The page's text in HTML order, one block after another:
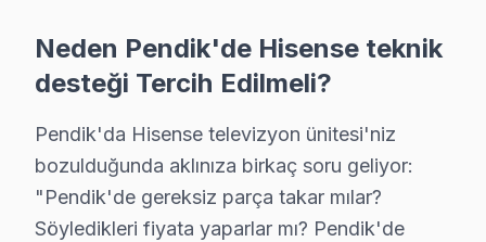
Yenişehir'de Hisense TV Servisi
Yenişehir Mahallesi, yoğun bir yerleşim alanı olarak
Yeşilbağlar'da Hisense TV Servisi
Yeşilbağlar Mahallesi, genellikle geniş ve ferah
Hisense Firmware ve Yazılım Sorunları 2025
Neden Pendik'de Hisense teknik
desteği Tercih Edilmeli?
Pendik'da Hisense televizyon ünitesi'niz
bozulduğunda aklınıza birkaç soru geliyor:
"Pendik'de gereksiz parça takar mılar?
Söyledikleri fiyata yaparlar mı? Pendik'de